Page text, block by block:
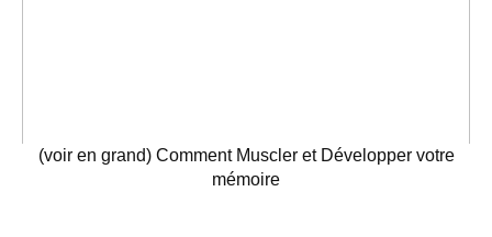
(voir en grand) Comment Muscler et Développer votre
mémoire